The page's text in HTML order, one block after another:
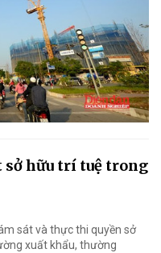
sở hữu trí tuệ trong
sát và thực thi quyền sở
xuất khẩu, thường